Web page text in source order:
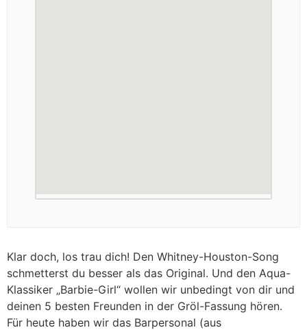
Klar doch, los trau dich! Den Whitney-Houston-Song
schmetterst du besser als das Original. Und den Aqua-
Klassiker „Barbie-Girl“ wollen wir unbedingt von dir und
deinen 5 besten Freunden in der Gröl-Fassung hören.
Für heute haben wir das Barpersonal (aus